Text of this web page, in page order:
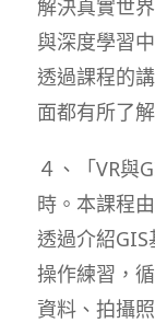
解決真實世
與深度學習
透過課程的
面都有所了解
４、「VR與
時。本課程
透過介紹GIS
操作練習，
資料、拍攝